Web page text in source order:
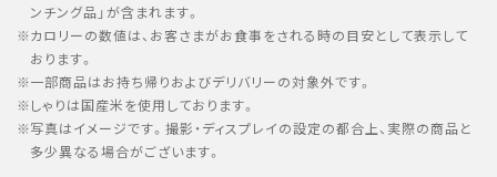
ンチング品」が含まれます。
カロリーの数値は、お客さまがお食事をされる時の目安として表示して
おります。
一部商品はお持ち帰りおよびデリバリーの対象外です。
しゃりは国産米を使用しております。
写真はイメージです。撮影・ディスプレイの設定の都合上、実際の商品と
多少異なる場合がございます。